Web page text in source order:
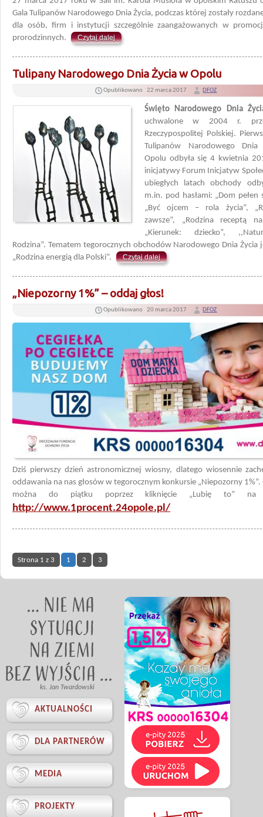
Gala Tulipanów Narodowego Dnia Życia, podczas której zostały
dla osób, firm i instytucji szczególnie zaangażowanych w
prorodzinnych.
Czytaj dalej
Tulipany Narodowego Dnia Życia w Opolu
Opublikowano 22 marca 2017 DFOZ
Święto Narodowego Dnia
uchwalone w 2004 r.
Rzeczypospolitej Polskiej.
Tulipanów Narodowego
Opolu odbyła się 4 kwietnia
inicjatywy Forum Inicjatyw
ubiegłych latach obchody
m.in. pod hasłami: „Dom pełen
„Być ojcem – rola życia”,
zawsze”, „Rodzina receptą
„Kierunek: dziecko”,
Rodzina”. Tematem tegorocznych obchodów Narodowego Dnia Życia
„Rodzina energią dla Polski”.
Czytaj dalej
„Niepozorny 1%” – oddaj głos!
Opublikowano 20 marca 2017 DFOZ
Dziś pierwszy dzień astronomicznej wiosny, dlatego wiosennie
oddawania na nas głosów w tegorocznym konkursie „Niepozorny 1%”.
można do piątku poprzez kliknięcie „Lubię to” na
http://www.1procent.24opole.pl/
Strona 1 z 3 1 2 3
ks. Jan Twardowski
 AKTUALNOŚCI
 DLA PARTNERÓW
 MEDIA
 PROJEKTY